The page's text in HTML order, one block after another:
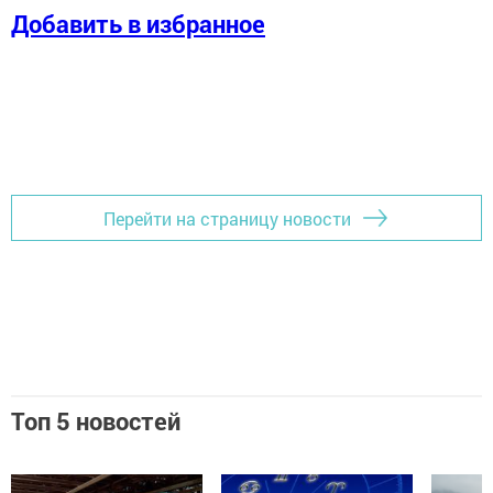
Добавить в избранное
Перейти на страницу новости
Топ 5 новостей